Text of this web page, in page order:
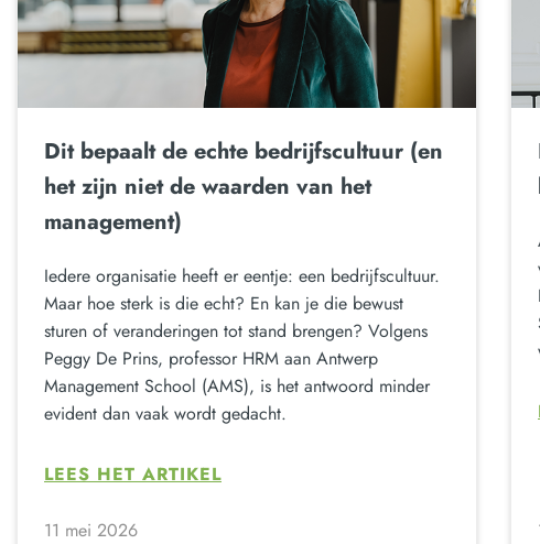
Dit bepaalt de echte bedrijfscultuur (en
het zijn niet de waarden van het
management)
Iedere organisatie heeft er eentje: een bedrijfscultuur.
Maar hoe sterk is die echt? En kan je die bewust
sturen of veranderingen tot stand brengen? Volgens
Peggy De Prins, professor HRM aan Antwerp
Management School (AMS), is het antwoord minder
evident dan vaak wordt gedacht.
LEES HET ARTIKEL
11 mei 2026